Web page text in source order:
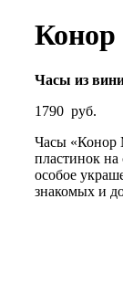
Конор
Часы из
1790 руб.
Часы «Конор
пластинок на
особое
знакомых и